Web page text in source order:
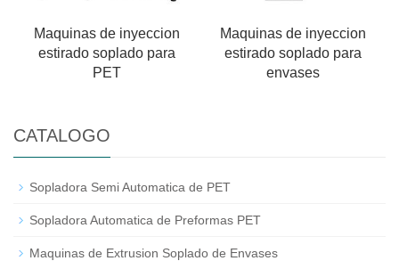
Maquinas de inyeccion
estirado soplado para
PET
Maquinas de inyeccion
estirado soplado para
envases
CATALOGO
Sopladora Semi Automatica de PET
Sopladora Automatica de Preformas PET
Maquinas de Extrusion Soplado de Envases